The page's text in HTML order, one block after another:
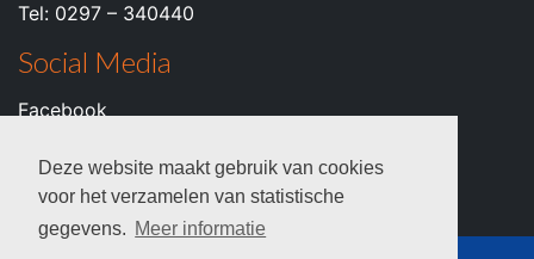
Deze website maakt gebruik van cookies
voor het verzamelen van statistische
gegevens. Meer informatie
Tel: 0297 – 340440
Social Media
Facebook
Youtube